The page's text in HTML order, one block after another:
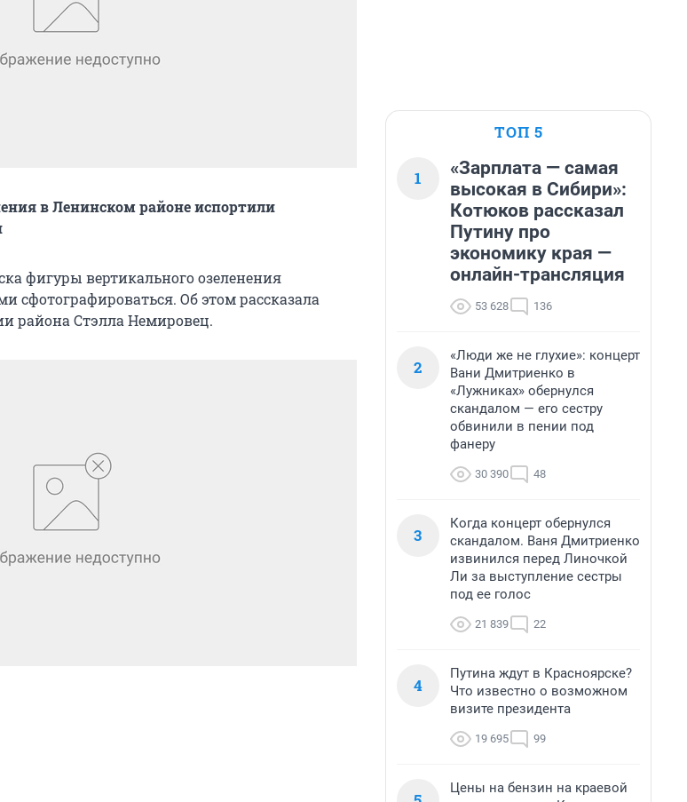
в Ленинском районе испортили
фигуры вертикального озеленения
сфотографироваться. Об этом рассказала
района Стэлла Немировец.
ТОП 5
1
«Зарплата — самая
высокая в Сибири»:
Котюков рассказал
Путину про
экономику края —
онлайн-трансляция
53 628 136
2
«Люди же не глухие»: концерт
Вани Дмитриенко в
«Лужниках» обернулся
скандалом — его сестру
обвинили в пении под
фанеру
30 390 48
3
Когда концерт обернулся
скандалом. Ваня Дмитриенко
извинился перед Линочкой
Ли за выступление сестры
под ее голос
21 839 22
4
Путина ждут в Красноярске?
Что известно о возможном
визите президента
19 695 99
Цены на бензин на краевой